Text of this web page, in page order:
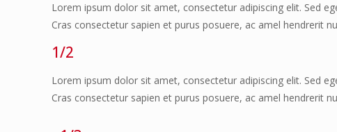
Lorem ipsum dolor sit amet, consectetur adipiscing elit. Sed
Cras consectetur sapien et purus posuere, ac amel hendrerit
1/2
Lorem ipsum dolor sit amet, consectetur adipiscing elit. Sed
Cras consectetur sapien et purus posuere, ac amel hendrerit